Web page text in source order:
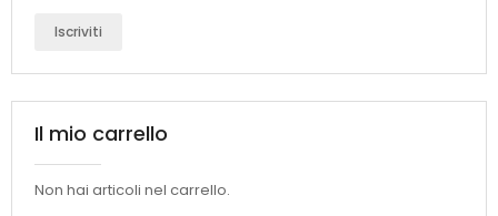
Iscriviti
Il mio carrello
Non hai articoli nel carrello.